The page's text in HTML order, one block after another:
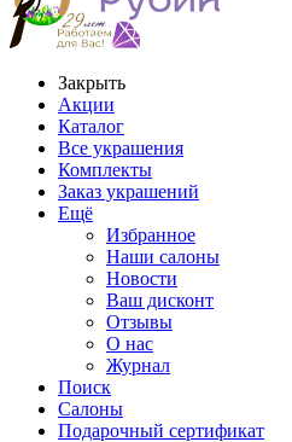
Закрыть
Акции
Каталог
Все украшения
Комплекты
Заказ украшений
Ещё
Избранное
Наши салоны
Новости
Ваш дисконт
Отзывы
О нас
Журнал
Поиск
Салоны
Подарочный сертификат